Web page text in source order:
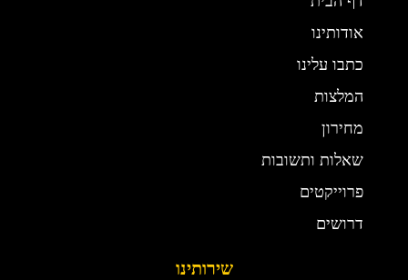
אודותינו
כתבו עלינו
המלצות
מחירון
שאלות ותשובות
פרוייקטים
דרושים
שירותינו